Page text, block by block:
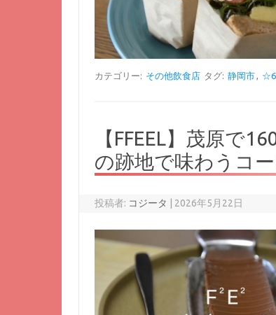
カテゴリー: その他飲食店 タグ: 静岡市, ☆6
【FFEEL】茂原で
の跡地で味わうコ
投稿者: コジータ 2026年5月22日